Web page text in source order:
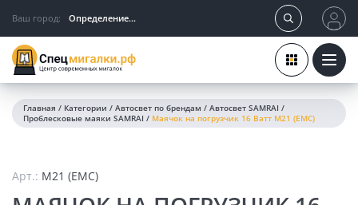
Ваш город: Определение...
Главная / Категории / Автосвет по брендам / Автосвет SAMRAI /
Проблесковые маяки SAMRAI / Маячок на погрузчик 16 Ватт M21 (EMC)
Арт.: M21 (EMC)